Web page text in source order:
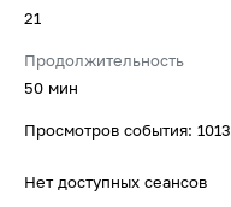
21
Продолжительность
50 мин
Просмотров события: 1013
Нет доступных сеансов